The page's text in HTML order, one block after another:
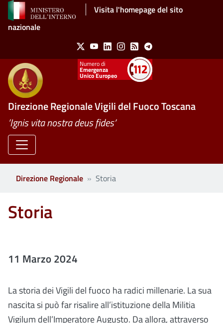
Salta al contenuto principaleVisita l'homepage del sito
nazionale
Social Menu
X YoutubeLinkedinInstagram
Feed Telegram
Emergenza
Unico Europeo
Direzione Regionale Vigili del Fuoco Toscana
’Ignis vita nostra deus fides’
Direzione Regionale Storia
Storia
11 Marzo 2024
La storia dei Vigili del fuoco ha radici millenarie. La sua
nascita si può far risalire all’istituzione della Militia
Vigilum dell’Imperatore Augusto. Da allora, attraverso